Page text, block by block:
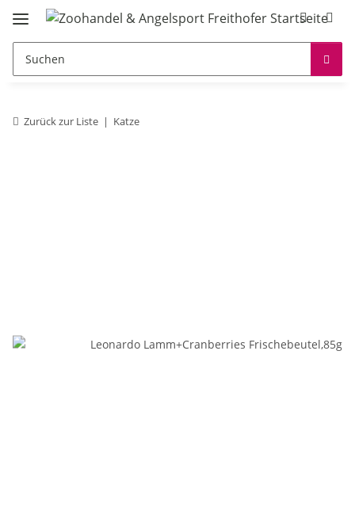
Zurück zur Liste Katze